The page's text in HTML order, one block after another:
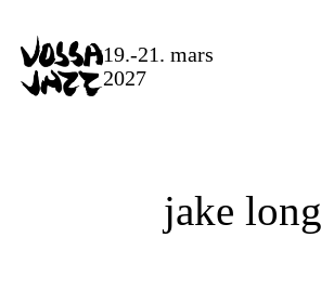
content
19.-21. mars
2027
jake long